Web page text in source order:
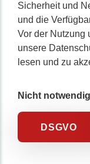
Sicherheit und
und die
Vor der Nutzung
unsere
lesen und zu
Nicht
DSGVO